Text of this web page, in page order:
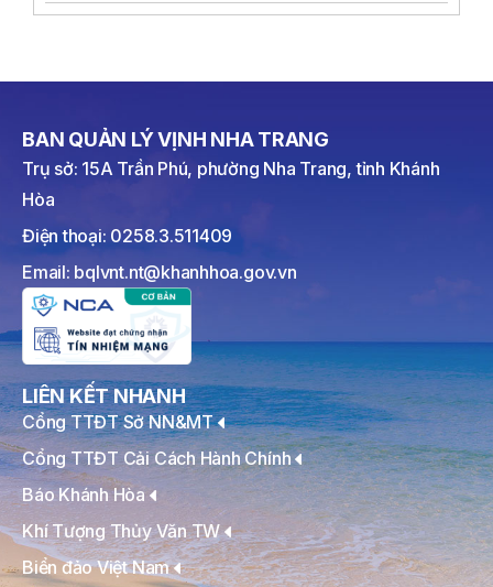
BAN QUẢN LÝ VỊNH NHA TRANG
Trụ sở: 15A Trần Phú, phường Nha Trang, tỉnh Khánh
Hòa
Điện thoại: 0258.3.511409
Email: bqlvnt.nt@khanhhoa.gov.vn
LIÊN KẾT NHANH
Cổng TTĐT Sở NN&MT
Cổng TTĐT Cải Cách Hành Chính
Báo Khánh Hòa
Khí Tượng Thủy Văn TW
Biển đảo Việt Nam